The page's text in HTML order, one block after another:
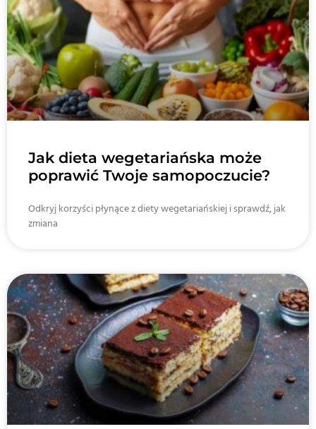
Jak dieta wegetariańska może
poprawić Twoje samopoczucie?
Odkryj korzyści płynące z diety wegetariańskiej i sprawdź, jak
zmiana